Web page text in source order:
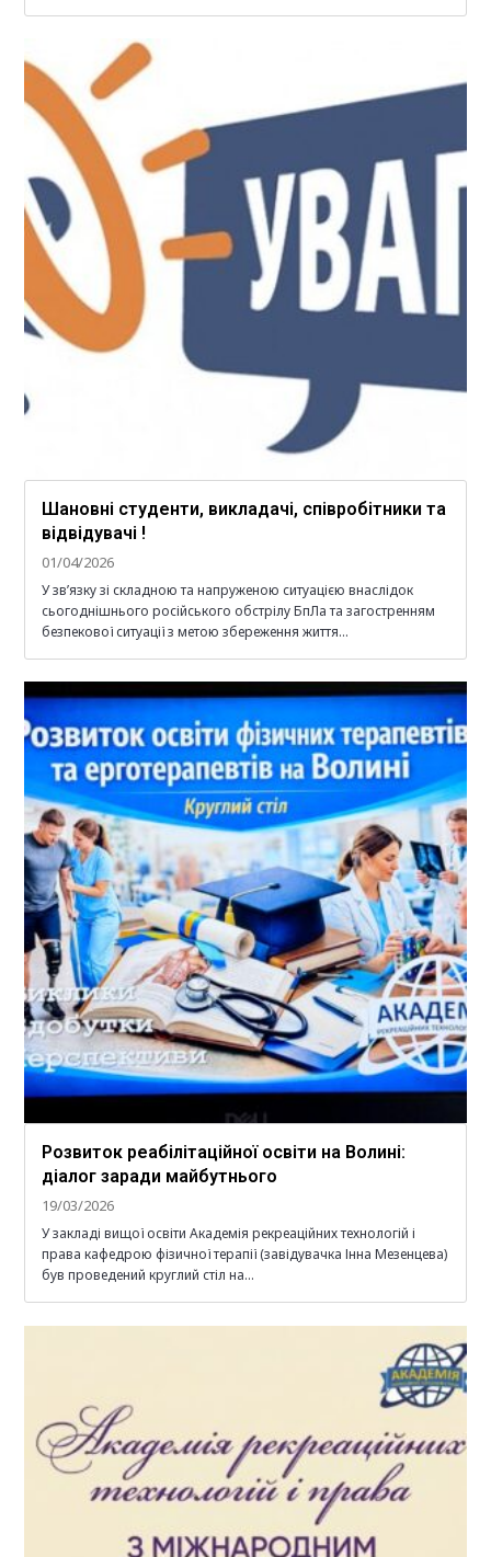
Шановні студенти, викладачі, співробітники та
відвідувачі !
01/04/2026
​У зв’язку зі складною та напруженою ситуацією внаслідок
сьогоднішнього російського обстрілу БпЛа та загостренням
безпекової ситуації з метою збереження життя…
Розвиток реабілітаційної освіти на Волині:
діалог заради майбутнього
19/03/2026
У закладі вищої освіти Академія рекреаційних технологій і
права кафедрою фізичної терапії (завідувачка Інна Мезенцева)
був проведений круглий стіл на…